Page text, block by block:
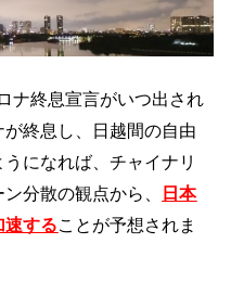
ナ終息宣言がいつ出され
終息し、日越間の自由
になれば、チャイナリ
分散の観点から、
日本
速することが予想されま